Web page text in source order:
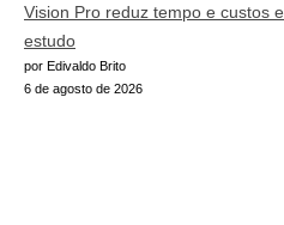
Vision Pro reduz tempo e custos
estudo
por Edivaldo Brito
6 de agosto de 2026